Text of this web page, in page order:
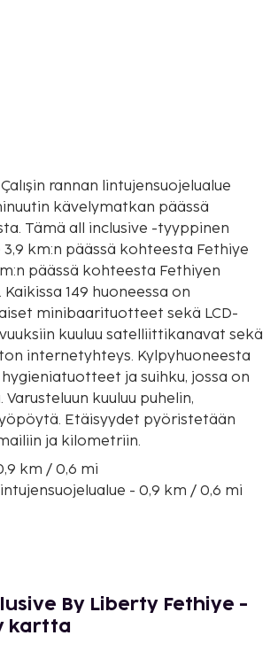
rannan lintujensuojelualue
kävelymatkan päässä
km:n päässä kohteesta Fethiye
päässä kohteesta Fethiyen
149 huoneessa on
minibaarituotteet sekä LCD-
kuuluu satelliittikanavat sekä
internetyhteys. Kylpyhuoneesta
ja suihku, jossa on
Varusteluun kuuluu puhelin,
Etäisyydet pyöristetään
ja kilometriin.
km / 0,6 mi
- 0,9 km / 0,6 mi
- 5,7 km / 3,5 mi
- 6 km / 3,7 mi
6,3 km / 3,9 mi
By Liberty Fethiye -
kartta